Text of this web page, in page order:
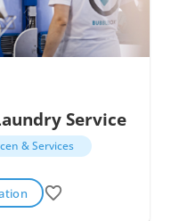
Service
& Services